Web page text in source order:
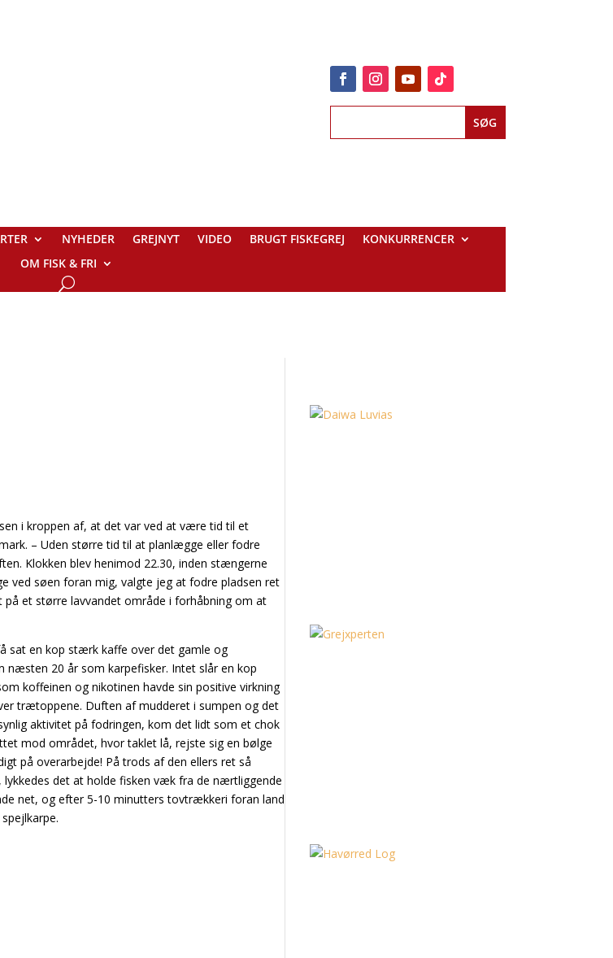
NYHEDER GREJNYT VIDEO BRUGT FISKEGREJ
KONKURRENCER
OM FISK & FRI
i kroppen af, at det var ved at være tid til et
– Uden større tid til at planlægge eller fodre
Klokken blev henimod 22.30, inden stængerne
ved søen foran mig, valgte jeg at fodre pladsen ret
et større lavvandet område i forhåbning om at
sat en kop stærk kaffe over det gamle og
næsten 20 år som karpefisker. Intet slår en kop
koffeinen og nikotinen havde sin positive virkning
trætoppene. Duften af mudderet i sumpen og det
aktivitet på fodringen, kom det lidt som et chok
mod området, hvor taklet lå, rejste sig en bølge
på overarbejde! På trods af den ellers ret så
det at holde fisken væk fra de nærtliggende
net, og efter 5-10 minutters tovtrækkeri foran land